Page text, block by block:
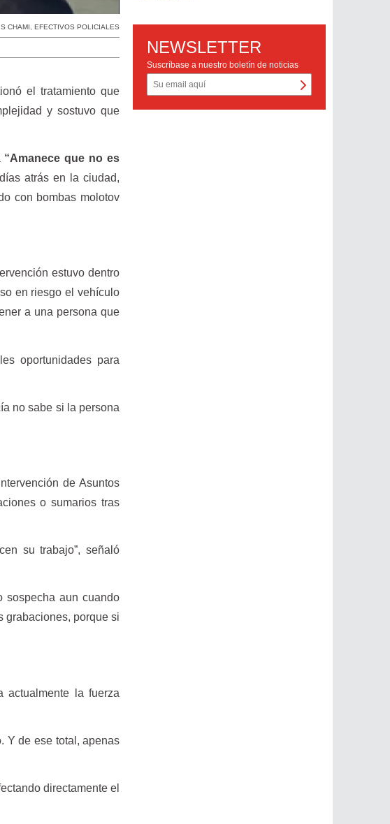
CHAMI ,EFECTIVOS POLICIALES
el tratamiento que
y sostuvo que
“Amanece que no es
atrás en la ciudad,
con bombas molotov
estuvo dentro
en riesgo el vehículo
a una persona que
oportunidades para
no sabe si la persona
de Asuntos
o sumarios tras
su trabajo”, señaló
sospecha aun cuando
grabaciones, porque si
actualmente la fuerza
Y de ese total, apenas
directamente el
NEWSLETTER
Suscríbase a nuestro boletín de noticias